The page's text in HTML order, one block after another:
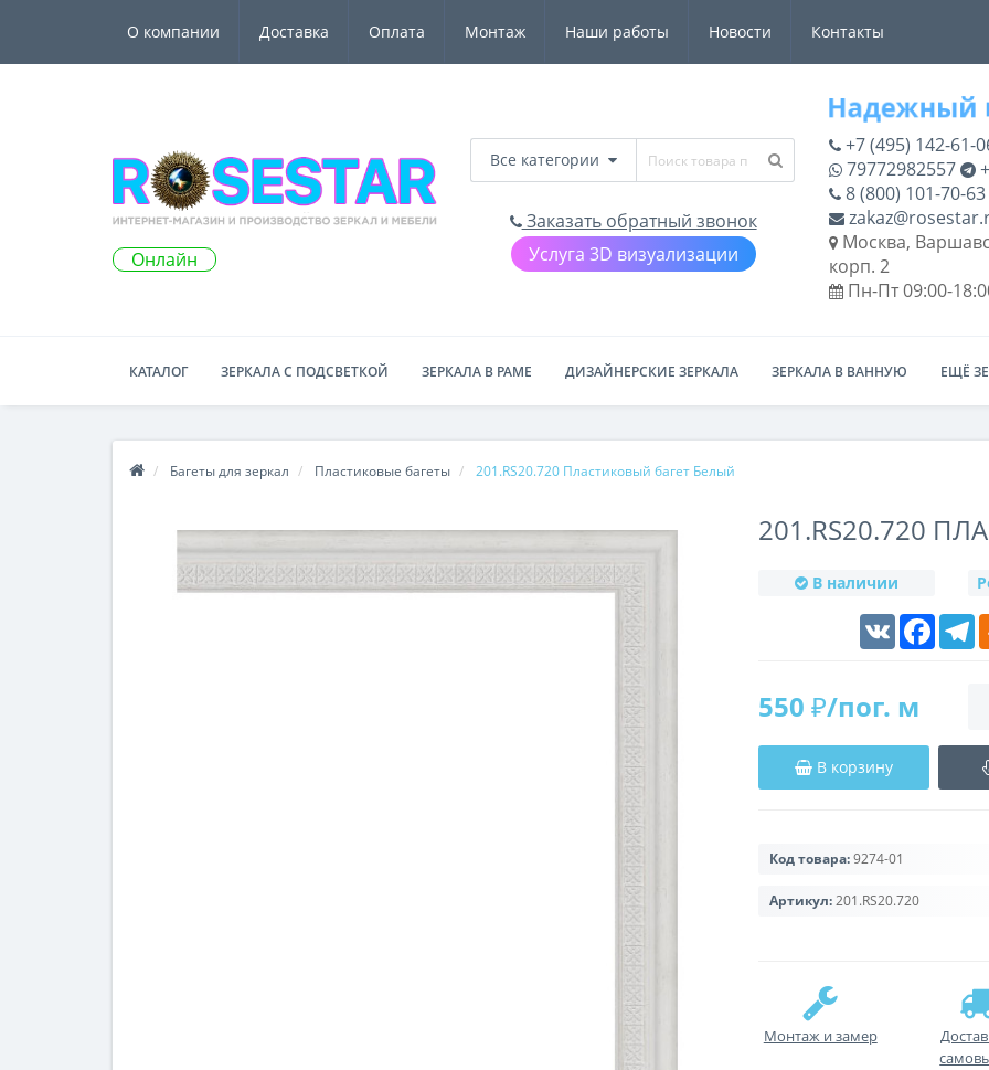
О компании Доставка Оплата Монтаж Наши работы Новости Контакты
Онлайн
Все категории
Заказать обратный звонок
Услуга 3D визуализации
+7 (495) 142-61-
79772982557
8 (800) 101-70-63
Москва,
корп. 2
Пн-Пт 09:00-
КАТАЛОГ ЗЕРКАЛА С ПОДСВЕТКОЙ ЗЕРКАЛА В РАМЕ ДИЗАЙНЕРСКИЕ ЗЕРКАЛА ЗЕРКАЛА В ВАННУЮ ЕЩЁ
Багеты для зеркал Пластиковые багеты 201.RS20.720 Пластиковый багет Белый
201.RS20.720
В наличии
VK
550 ₽/пог. м
В корзину
Код товара:9274-01
Артикул:201.RS20.720
Монтаж и замер